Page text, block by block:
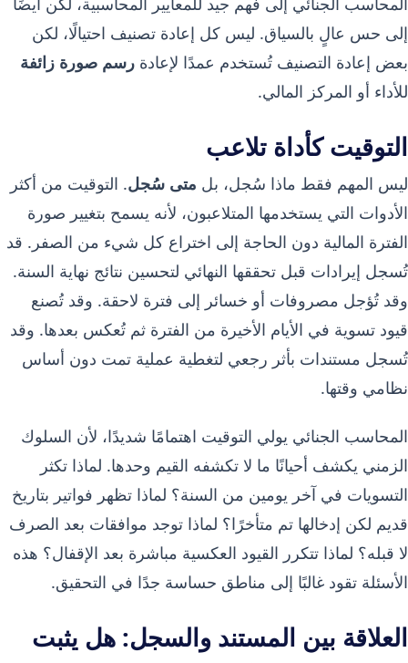
إلى حس عالٍ بالسياق. ليس كل إعادة تصنيف احتيالًا، لكن
بعض إعادة التصنيف تُستخدم عمدًا لإعادة رسم صورة زائفة
للأداء أو المركز المالي.
التوقيت كأداة تلاعب
ليس المهم فقط ماذا سُجل، بل متى سُجل. التوقيت من أكثر
الأدوات التي يستخدمها المتلاعبون، لأنه يسمح بتغيير صورة
الفترة المالية دون الحاجة إلى اختراع كل شيء من الصفر. قد
تُسجل إيرادات قبل تحققها النهائي لتحسين نتائج نهاية السنة.
وقد تُؤجل مصروفات أو خسائر إلى فترة لاحقة. وقد تُصنع
قيود تسوية في الأيام الأخيرة من الفترة ثم تُعكس بعدها. وقد
تُسجل مستندات بأثر رجعي لتغطية عملية تمت دون أساس
نظامي وقتها.
المحاسب الجنائي يولي التوقيت اهتمامًا شديدًا، لأن السلوك
الزمني يكشف أحيانًا ما لا تكشفه القيم وحدها. لماذا تكثر
التسويات في آخر يومين من السنة؟ لماذا تظهر فواتير بتاريخ
قديم لكن إدخالها تم متأخرًا؟ لماذا توجد موافقات بعد الصرف
لا قبله؟ لماذا تتكرر القيود العكسية مباشرة بعد الإقفال؟ هذه
الأسئلة تقود غالبًا إلى مناطق حساسة جدًا في التحقيق.
العلاقة بين المستند والسجل: هل يثبت